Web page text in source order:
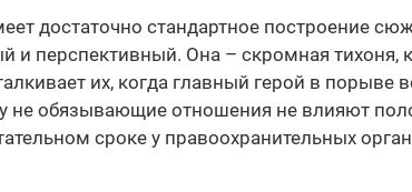
достаточно стандартное построение
и перспективный. Она – скромная
их, когда главный герой в порыве
не обязывающие отношения не влияют
сроке у правоохранительных